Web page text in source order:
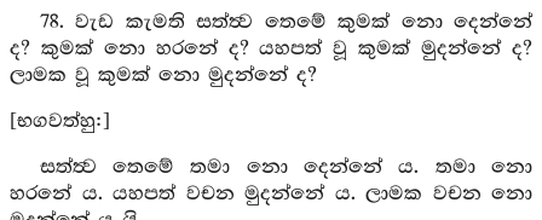
78. වැඩ කැමති සත්ත්‍ව තෙමේ කුමක් නො දෙන්නේ
ද? කුමක් නො හරනේ ද? යහපත් වූ කුමක් මුදන්නේ ද?
ලාමක වූ කුමක් නො මුදන්නේ ද?
[භගවත්හු:]
සත්ත්‍ව තෙමේ තමා නො දෙන්නේ ය. තමා නො
හරනේ ය. යහපත් වචන මුදන්නේ ය. ලාමක වචන නො